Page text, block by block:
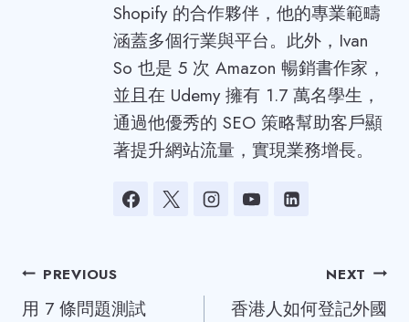
Shopify 的合作夥伴，他的專業範疇
涵蓋多個行業與平台。此外，Ivan
So 也是 5 次 Amazon 暢銷書作家，
並且在 Udemy 擁有 1.7 萬名學生，
通過他優秀的 SEO 策略幫助客戶顯
著提升網站流量，實現業務增長。
Post
PREVIOUS
用 7 條問題測試
NEXT
香港人如何登記外國